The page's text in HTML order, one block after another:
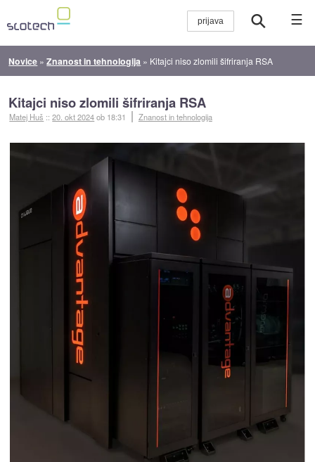
☰
Novice »Znanost in tehnologija » Kitajci niso zlomili šifriranja RSA
Kitajci niso zlomili šifriranja RSA
Matej Huš ::20. okt 2024ob 18:31 Znanost in tehnologija